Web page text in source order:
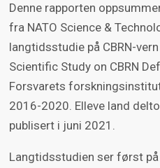
Denne rapporten
fra NATO Science &
langtidsstudie på CBRN-
Scientific Study on CBRN
Forsvarets
2016-2020. Elleve land
publisert i juni 2021.
Langtidsstudien ser først